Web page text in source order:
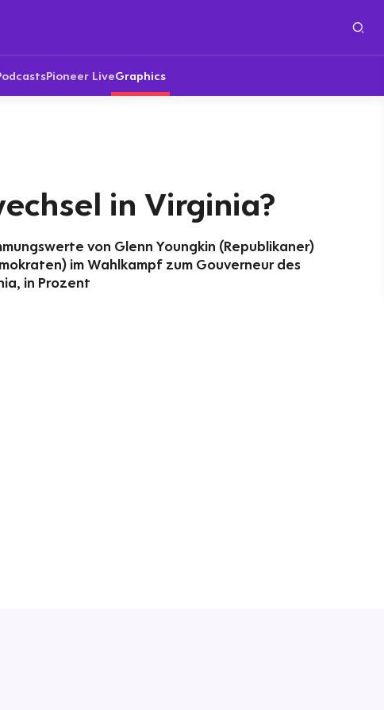
Pioneer LiveGraphics
in Virginia?
von Glenn Youngkin (Republikaner)
im Wahlkampf zum Gouverneur des
in Prozent